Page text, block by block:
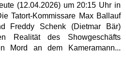
(12.04.2026) um 20:15 Uhr in
Tatort-Kommissare Max Ballauf
Freddy Schenk (Dietmar Bär)
Realität des Showgeschäfts
Mord an dem Kameramann...